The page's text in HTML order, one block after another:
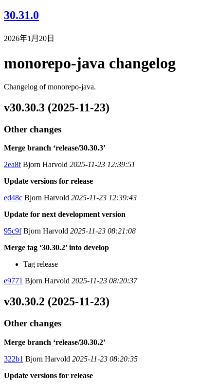
30.31.0
2026年1月20日
monorepo-java changelog
Changelog of monorepo-java.
v30.30.3 (2025-11-23)
Other changes
Merge branch ‘release/30.30.3’
2ea8fBjorn Harvold 2025-11-23 12:39:51
Update versions for release
ed48c Bjorn Harvold 2025-11-23 12:39:43
Update for next development version
95c9fBjorn Harvold 2025-11-23 08:21:08
Merge tag ‘30.30.2’ into develop
Tag release
e9771 Bjorn Harvold 2025-11-23 08:20:37
v30.30.2 (2025-11-23)
Other changes
Merge branch ‘release/30.30.2’
322b1 Bjorn Harvold 2025-11-23 08:20:35
Update versions for release